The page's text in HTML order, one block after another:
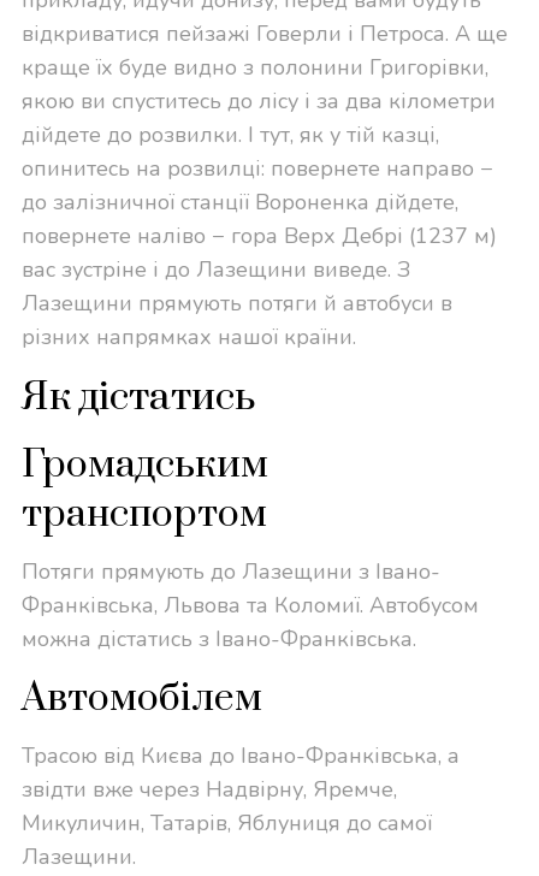
відкриватися пейзажі Говерли і Петроса. А ще
краще їх буде видно з полонини Григорівки,
якою ви спуститесь до лісу і за два кілометри
дійдете до розвилки. І тут, як у тій казці,
опинитесь на розвилці: повернете направо −
до залізничної станції Вороненка дійдете,
повернете наліво − гора Верх Дебрі (1237 м)
вас зустріне і до Лазещини виведе. З
Лазещини прямують потяги й автобуси в
різних напрямках нашої країни.
Як дістатись
Громадським
транспортом
Потяги прямують до Лазещини з Івано-
Франківська, Львова та Коломиї. Автобусом
можна дістатись з Івано-Франківська.
Автомобілем
Трасою від Києва до Івано-Франківська, а
звідти вже через Надвірну, Яремче,
Микуличин, Татарів, Яблуниця до самої
Лазещини.